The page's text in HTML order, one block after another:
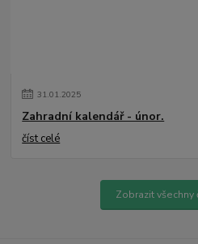
31.01.2025
Zahradní kalendář - únor.
číst celé
Zobrazit všechny